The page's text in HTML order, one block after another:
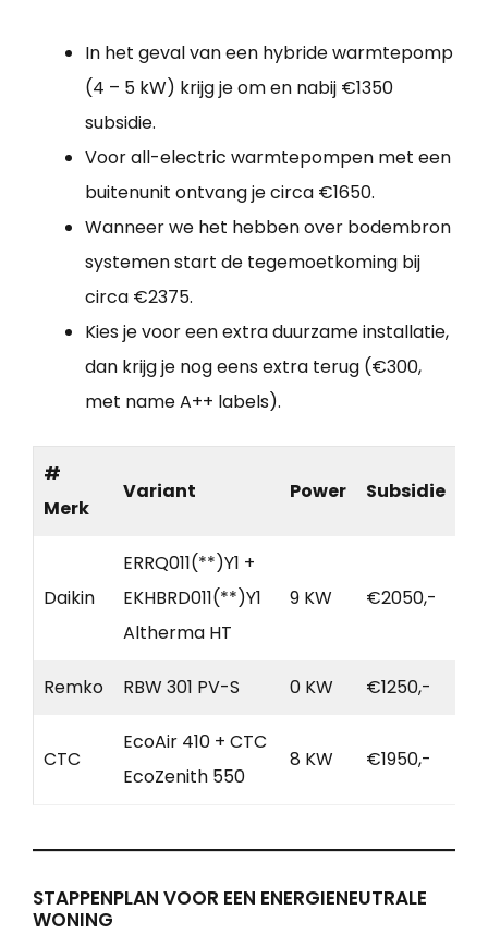
In het geval van een hybride warmtepomp
(4 – 5 kW) krijg je om en nabij €1350
subsidie.
Voor all-electric warmtepompen met een
buitenunit ontvang je circa €1650.
Wanneer we het hebben over bodembron
systemen start de tegemoetkoming bij
circa €2375.
Kies je voor een extra duurzame installatie,
dan krijg je nog eens extra terug (€300,
met name A++ labels).
#
Merk
Variant Power Subsidie
Daikin
ERRQ011(**)Y1 +
EKHBRD011(**)Y1
Altherma HT
9 KW €2050,-
Remko RBW 301 PV-S 0 KW €1250,-
CTC
EcoAir 410 + CTC
EcoZenith 550
8 KW €1950,-
STAPPENPLAN VOOR EEN ENERGIENEUTRALE
WONING